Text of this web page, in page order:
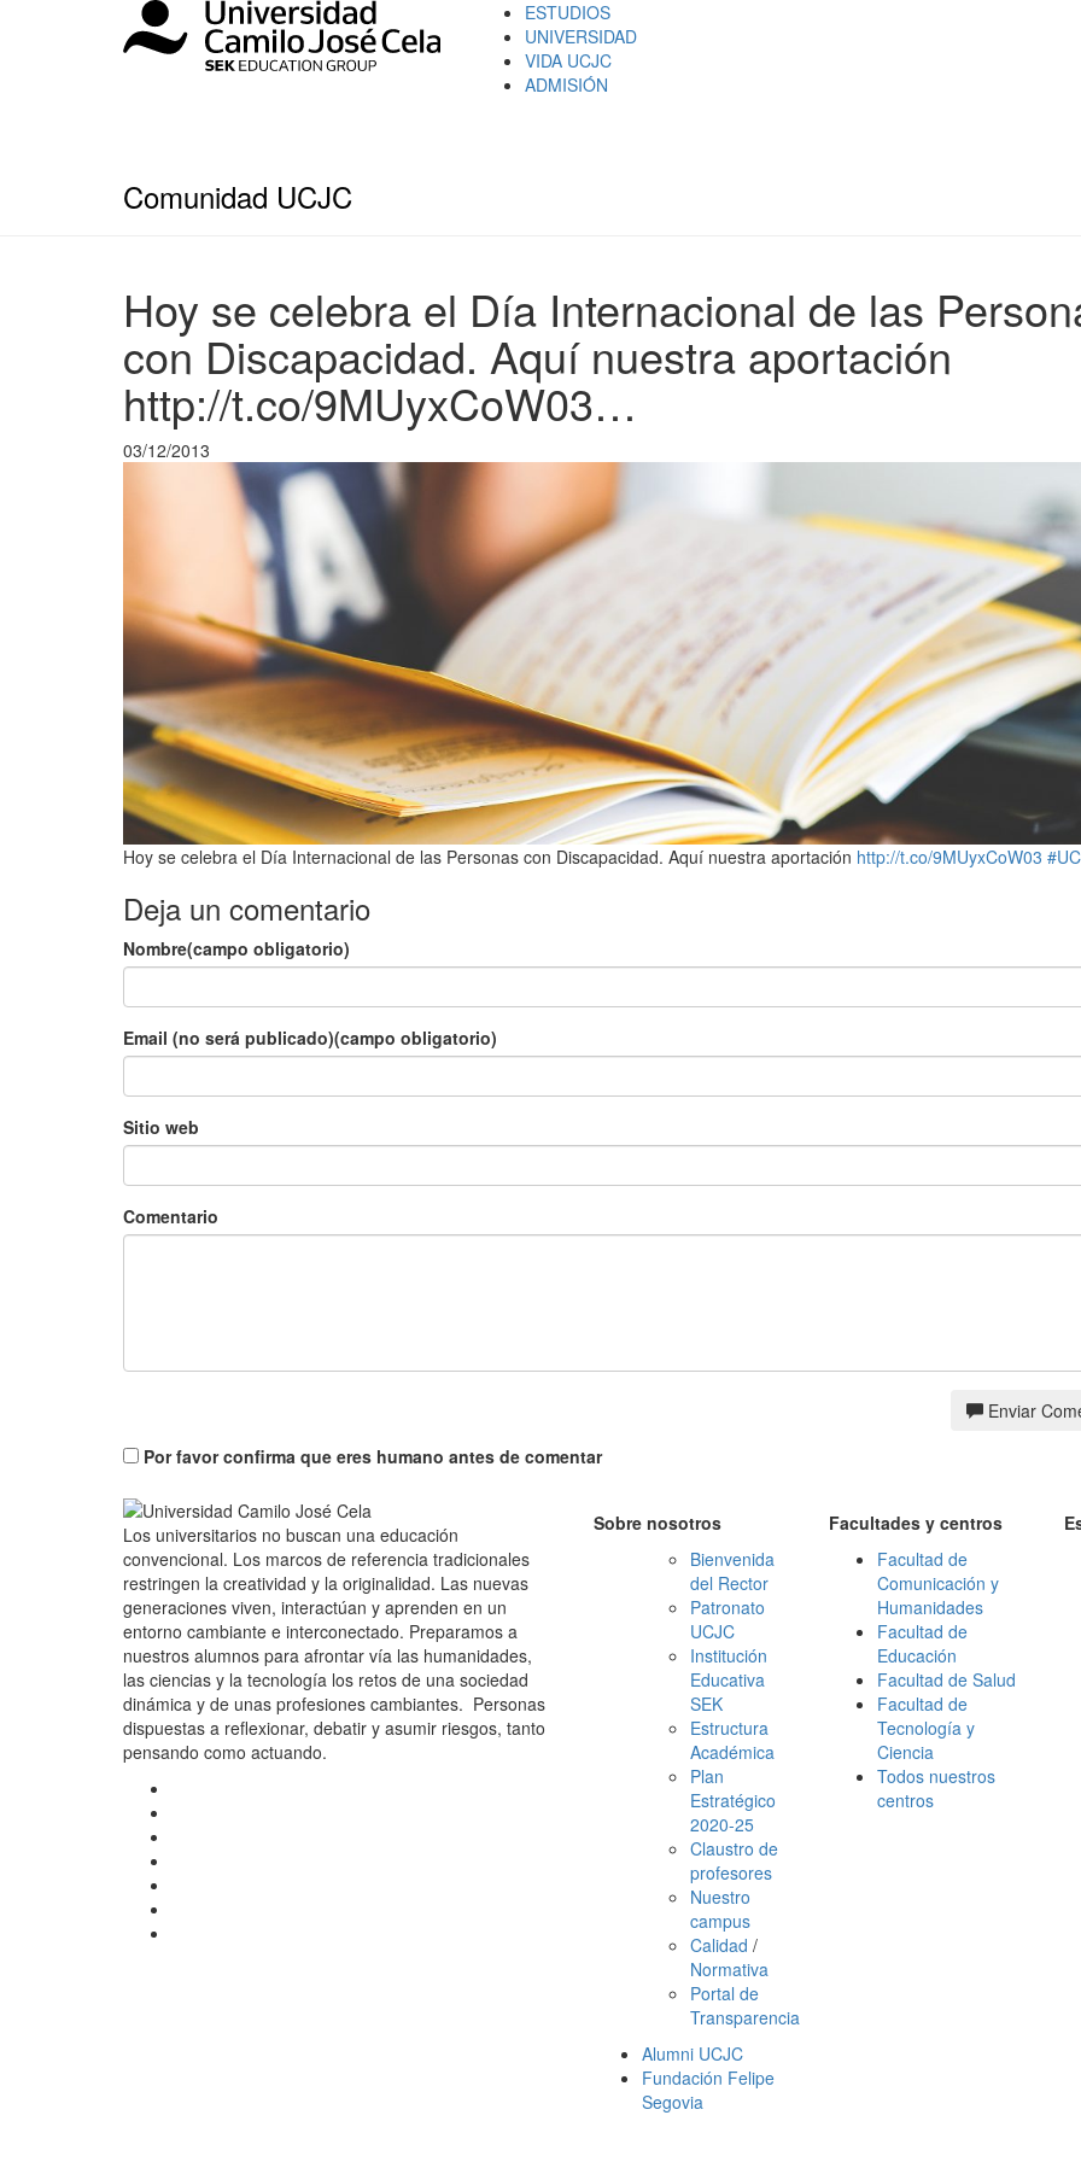
ESTUDIOS
UNIVERSIDAD
VIDA UCJC
ADMISIÓN
Comunidad UCJC
Hoy se celebra el Día Internacional de las
con Discapacidad. Aquí nuestra aportación
http://t.co/9MUyxCoW03…
03/12/2013
Hoy se celebra el Día Internacional de las Personas con Discapacidad. Aquí nuestra aportación http://t.co/9MUyxCoW03
Deja un comentario
Nombre(campo obligatorio)
Email (no será publicado)(campo obligatorio)
Sitio web
Comentario
Enviar
Por favor confirma que eres humano antes de comentar
Los universitarios no buscan una educación
convencional. Los marcos de referencia tradicionales
restringen la creatividad y la originalidad. Las nuevas
generaciones viven, interactúan y aprenden en un
entorno cambiante e interconectado. Preparamos a
nuestros alumnos para afrontar vía las humanidades,
las ciencias y la tecnología los retos de una sociedad
dinámica y de unas profesiones cambiantes. Personas
dispuestas a reflexionar, debatir y asumir riesgos, tanto
pensando como actuando.
Sobre nosotros
Bienvenida
del Rector
Patronato
UCJC
Institución
Educativa
SEK
Estructura
Académica
Plan
Estratégico
2020-25
Claustro de
profesores
Nuestro
campus
Calidad /
Normativa
Portal de
Transparencia
Alumni UCJC
Fundación Felipe
Segovia
Facultades y centros
Facultad de
Comunicación y
Humanidades
Facultad de
Educación
Facultad de Salud
Facultad de
Tecnología y
Ciencia
Todos nuestros
centros